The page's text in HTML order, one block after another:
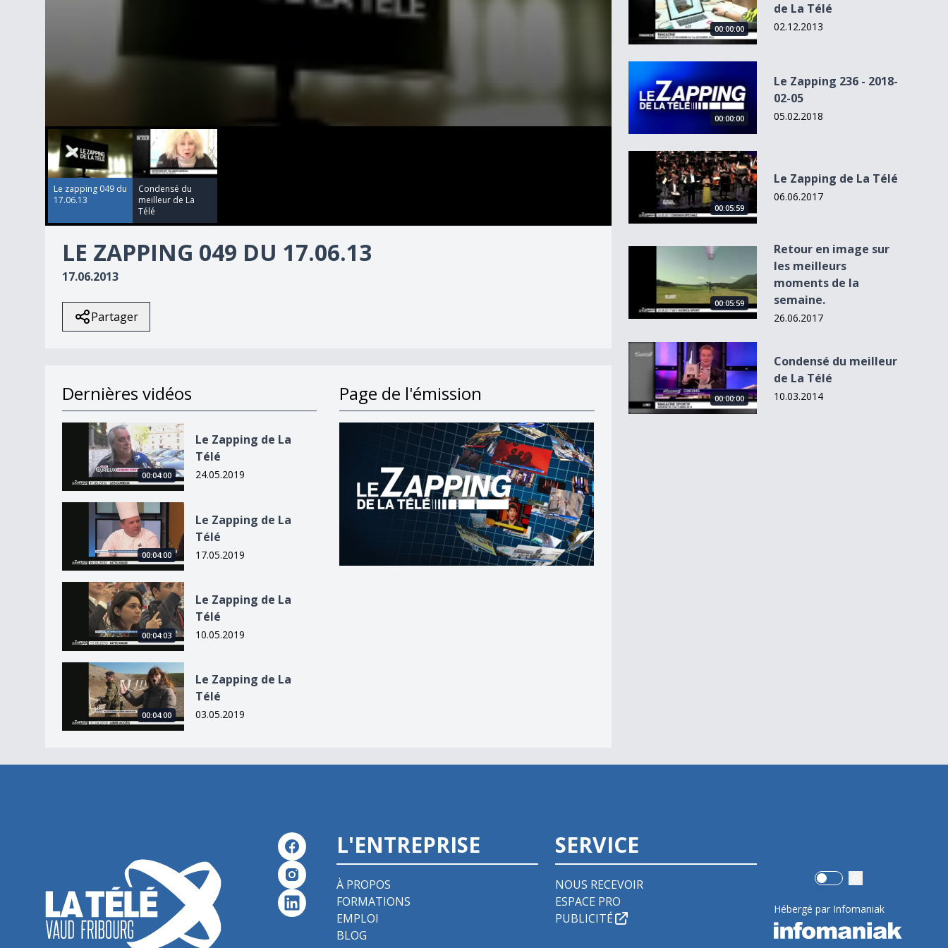
0
seconds
of
minutes,
13
seconds
Le zapping 049 du
17.06.13
Condensé du
meilleur de La
Télé
LE ZAPPING 049 DU 17.06.13
17.06.2013
Partager
Dernières vidéos
Le Zapping de La Télé
00:04:00
Le Zapping de La
Télé
24.05.2019
Le Zapping de La Télé
00:04:00
Le Zapping de La
Télé
17.05.2019
Le Zapping de La Télé
00:04:03
Le Zapping de La
Télé
10.05.2019
Le Zapping de La Télé
00:04:00
Le Zapping de La
Télé
03.05.2019
Page de l'émission
00:00:00
de La Télé
02.12.2013
Le Zapping 236 - 2018-02-05
00:00:00
Le Zapping 236 - 2018-
02-05
05.02.2018
Le Zapping de La Télé
00:05:59
Le Zapping de La Télé
06.06.2017
Retour en image sur les meilleurs moments de la semaine.
00:05:59
Retour en image sur
les meilleurs
moments de la
semaine.
26.06.2017
Condensé du meilleur de La Télé
00:00:00
Condensé du meilleur
de La Télé
10.03.2014
L'ENTREPRISE
À PROPOS
FORMATIONS
EMPLOI
BLOG
SERVICE
NOUS RECEVOIR
ESPACE PRO
PUBLICITÉ
Use setting
Hébergé par Infomaniak